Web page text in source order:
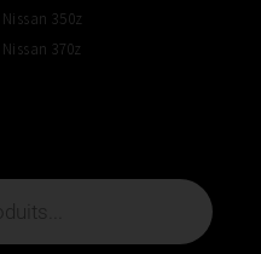
Nissan 350z
Nissan 370z